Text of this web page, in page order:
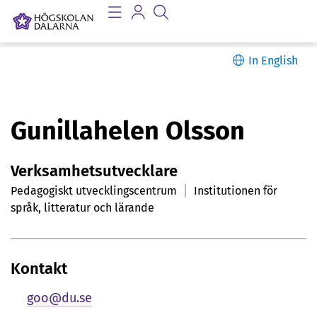
In English
P
e
r
s
o
n
Gunillahelen Olsson
Verksamhetsutvecklare
Pedagogiskt utvecklingscentrum
Institutionen för
språk, litteratur och lärande
Kontakt
goo@du.se